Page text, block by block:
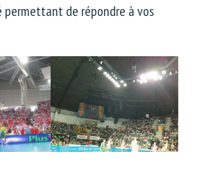
permettant de répondre à vos